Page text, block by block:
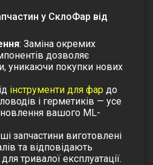
у СклоФар від
: Заміна окремих
дозволяє
уникаючи покупки нових
інструменти для фар до
і герметиків — усе
вашого ML-
запчастини виготовлені
та відповідають
тривалої експлуатації.